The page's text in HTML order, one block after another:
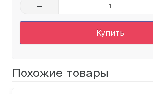
–
Купить
Похожие товары